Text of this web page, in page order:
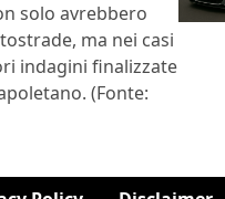
solo avrebbero
ma nei casi
indagini finalizzate
(Fonte: